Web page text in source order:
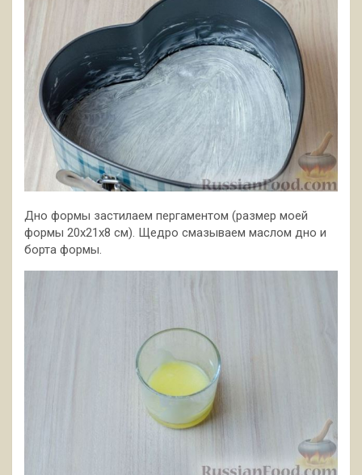
Дно формы застилаем пергаментом (размер моей
формы 20х21х8 см). Щедро смазываем маслом дно и
борта формы.